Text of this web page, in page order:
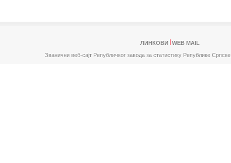
ЛИНКОВИ
WEB MAIL
Званични веб-сајт Републичког завода за статистику Републике Српске,